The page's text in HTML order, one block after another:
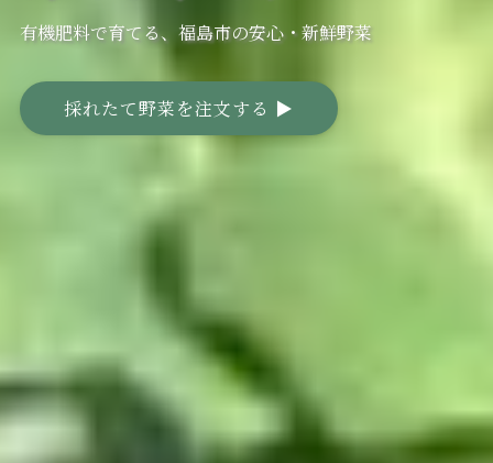
有機肥料で育てる、福島市の安心・新鮮野菜
採れたて野菜を注文する ▶︎
有機肥料で育てる、福島市の安心・新鮮野菜
採れたて野菜を注文する ▶︎
有機肥料で育てる、福島市の安心・新鮮野菜
採れたて野菜を注文する ▶︎
採れたて野菜を注文する ▶︎
採れたて野菜を注文する ▶︎